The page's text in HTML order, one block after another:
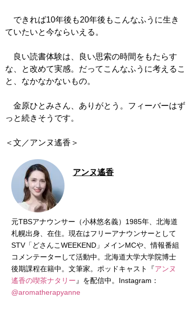
できれば10年後も20年後もこんなふうに生き
ていたいと今ならいえる。
良い読書体験は、良い思索の時間をもたらす
な、と改めて実感。だってこんなふうに考えるこ
と、なかなかないもの。
金原ひとみさん、ありがとう。フィーバーはず
っと続きそうです。
＜文／アンヌ遙香＞
アンヌ遙香
元TBSアナウンサー（小林悠名義）1985年、北海道
札幌出身、在住。現在はフリーアナウンサーとして
STV「どさんこWEEKEND」メインMCや、情報番組
コメンテーターして活動中。北海道大学大学院博士
後期課程在籍中。文筆家。ポッドキャスト『アンヌ
遙香の喫茶ナタリー 』を配信中。Instagram：
@aromatherapyanne